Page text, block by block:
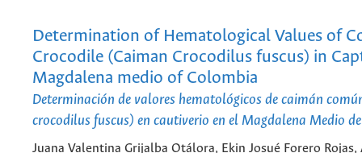
Determination of Hematological Values of
Crocodile (Caiman Crocodilus fuscus) in
Magdalena medio of Colombia
Determinación de valores hematológicos de caimán
crocodilus fuscus) en cautiverio en el Magdalena Medio
Juana Valentina Grijalba Otálora, Ekin Josué Forero Rojas,